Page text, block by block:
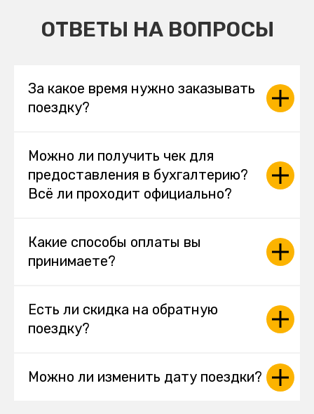
ОТВЕТЫ НА ВОПРОСЫ
За какое время нужно заказывать
поездку?
Можно ли получить чек для
предоставления в бухгалтерию?
Всё ли проходит официально?
Какие способы оплаты вы
принимаете?
Есть ли скидка на обратную
поездку?
Можно ли изменить дату поездки?